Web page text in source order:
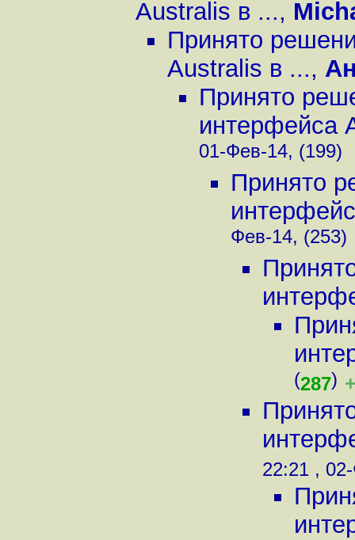
Australis в ...,
Принято
Australis в ...,
Принято
интерфейса
01-Фев-14, (199)
Принято
Фев-14, (253)
(287)
22:21 ,